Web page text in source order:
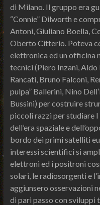
di Milano. Il gruppo era
“Connie” Dilworth e
Antoni, Giuliano Boella,
Oberto Citterio. Poteva
elettronica ed un officina
tecnici (Piero Inzani, Aldo
Rancati, Bruno Falconi,
pulpa” Ballerini, Nino
Bussini) per costruire
piccoli razzi per studiare I
dell’era spaziale e
bordo dei primi satelliti
interessi scientifici si
elettroni ed i positroni
solari, le radiosorgenti e
aggiunsero osservazioni
di pari passo con sviluppi